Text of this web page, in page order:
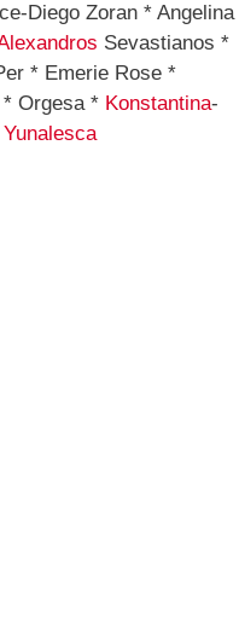
Diego Zoran * Angelina
Sevastianos *
* Emerie Rose *
Orgesa * Konstantina-
Yunalesca